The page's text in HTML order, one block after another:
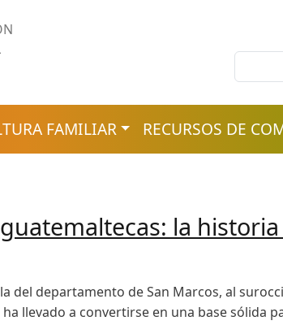
FAMILIAR RECURSOS DE
la
del departamento de San Marcos, al
llevado a convertirse en una base sólida